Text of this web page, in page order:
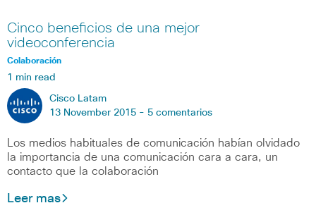
Cinco beneficios de una mejor
videoconferencia
Colaboración
1 min read
Cisco Latam
13 November 2015 - 5 comentarios
Los medios habituales de comunicación habían olvidado
la importancia de una comunicación cara a cara, un
contacto que la colaboración
Leer mas